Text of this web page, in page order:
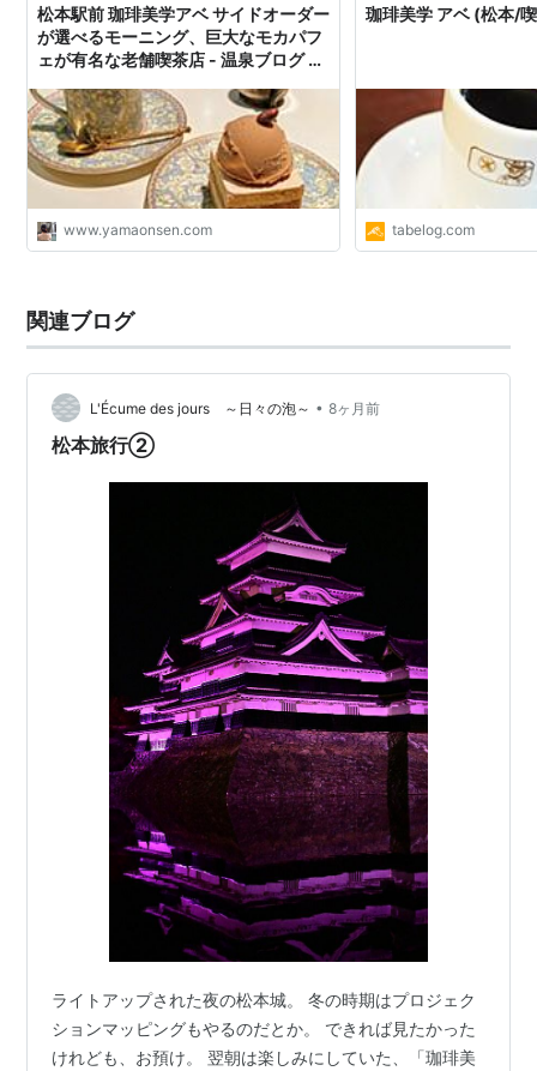
松本駅前 珈琲美学アベ サイドオーダー
が選べるモーニング、巨大なモカパフ
ェが有名な老舗喫茶店 - 温泉ブログ 山
www.yamaonsen.com
珈琲美学 アベ (松本/
tabelog.com
関連ブログ
L'Écume des jours ～日々の泡～ • 8ヶ月前
松本旅行②
ライトアップされた夜の松本城。 冬の時期はプロジェク
ションマッピングもやるのだとか。 できれば見たかった
けれども、お預け。 翌朝は楽しみにしていた、「珈琲美